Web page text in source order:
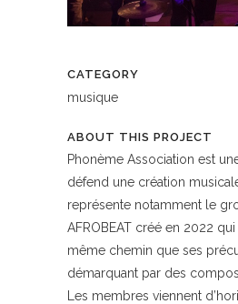
CATEGORY
musique
ABOUT THIS PROJECT
Phonème Association est
défend une création
représente notamment le
AFROBEAT créé en 2022
même chemin que ses
démarquant par des
Les membres viennent